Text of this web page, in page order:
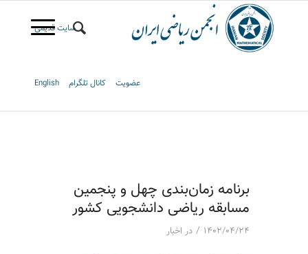
سایت قدیمی
عضویت کانال تلگرام English
برنامه زمان‌بندی چهل و پنجمین
مسابقه ریاضی دانشجویی کشور
۱۴۰۲/۰۴/۲۴ / در اخبار